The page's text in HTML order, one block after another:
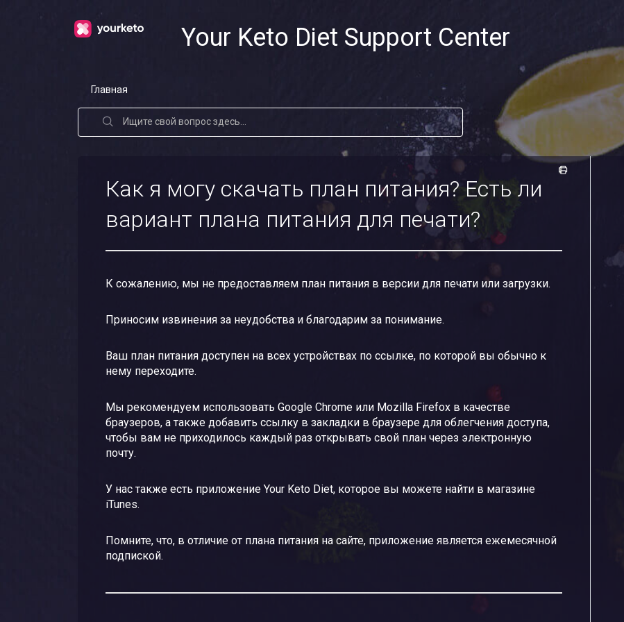
Your Keto Diet Support Center
Главная
Как я могу скачать план питания? Есть ли
вариант плана питания для печати?
К сожалению, мы не предоставляем план питания в версии для печати или загрузки.
Приносим извинения за неудобства и благодарим за понимание.
Ваш план питания доступен на всех устройствах по ссылке, по которой вы обычно к
нему переходите.
Мы рекомендуем использовать Google Chrome или Mozilla Firefox в качестве
браузеров, а также добавить ссылку в закладки в браузере для облегчения доступа,
чтобы вам не приходилось каждый раз открывать свой план через электронную
почту.
У нас также есть приложение Your Keto Diet, которое вы можете найти в магазине
iTunes.
Помните, что, в отличие от плана питания на сайте, приложение является ежемесячной
подпиской.